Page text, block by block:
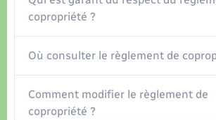
copropriété ?
Où consulter le règlement de
Comment modifier le règlement de
copropriété ?